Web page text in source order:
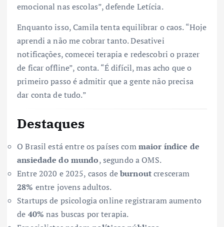
emocional nas escolas”, defende Letícia.
Enquanto isso, Camila tenta equilibrar o caos. “Hoje
aprendi a não me cobrar tanto. Desativei
notificações, comecei terapia e redescobri o prazer
de ficar offline”, conta. “É difícil, mas acho que o
primeiro passo é admitir que a gente não precisa
dar conta de tudo.”
Destaques
O Brasil está entre os países commaior índice de
ansiedade do mundo, segundo a OMS.
Entre 2020 e 2025, casos deburnoutcresceram
28% entre jovens adultos.
Startups de psicologia online registraram aumento
de 40% nas buscas por terapia.